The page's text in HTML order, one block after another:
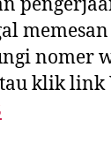
nomer
klik link